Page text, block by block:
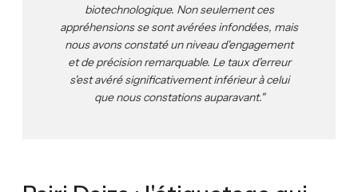
biotechnologique. Non seulement ces
appréhensions se sont avérées infondées, mais
nous avons constaté un niveau d'engagement
et de précision remarquable. Le taux d'erreur
s'est avéré significativement inférieur à celui
que nous constations auparavant."